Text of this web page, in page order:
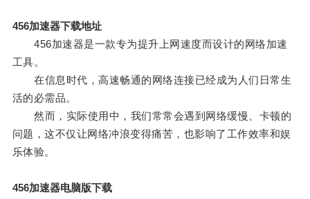
456加速器下载地址
456加速器是一款专为提升上网速度而设计的网络加速
工具。
在信息时代，高速畅通的网络连接已经成为人们日常生
活的必需品。
然而，实际使用中，我们常常会遇到网络缓慢、卡顿的
问题，这不仅让网络冲浪变得痛苦，也影响了工作效率和娱
乐体验。
456加速器电脑版下载